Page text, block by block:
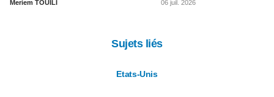
Meriem TOUILI 06 juil. 2026
Sujets liés
Etats-Unis